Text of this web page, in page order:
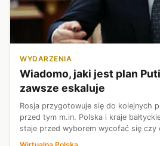
WYDARZENIA
Wiadomo, jaki jest plan
zawsze eskaluje
Rosja przygotowuje się do kolejnych
przed tym m.in. Polska i kraje
staje przed wyborem wycofać się czy